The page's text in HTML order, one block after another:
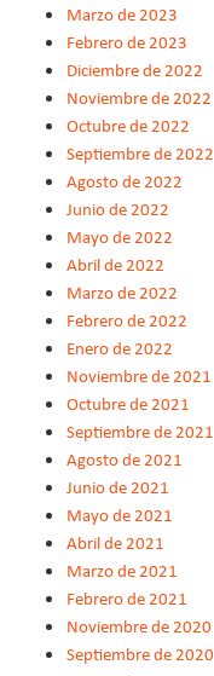
Marzo de 2023
Febrero de 2023
Diciembre de 2022
Noviembre de 2022
Octubre de 2022
Septiembre de 2022
Agosto de 2022
Junio de 2022
Mayo de 2022
Abril de 2022
Marzo de 2022
Febrero de 2022
Enero de 2022
Noviembre de 2021
Octubre de 2021
Septiembre de 2021
Agosto de 2021
Junio de 2021
Mayo de 2021
Abril de 2021
Marzo de 2021
Febrero de 2021
Noviembre de 2020
Septiembre de 2020